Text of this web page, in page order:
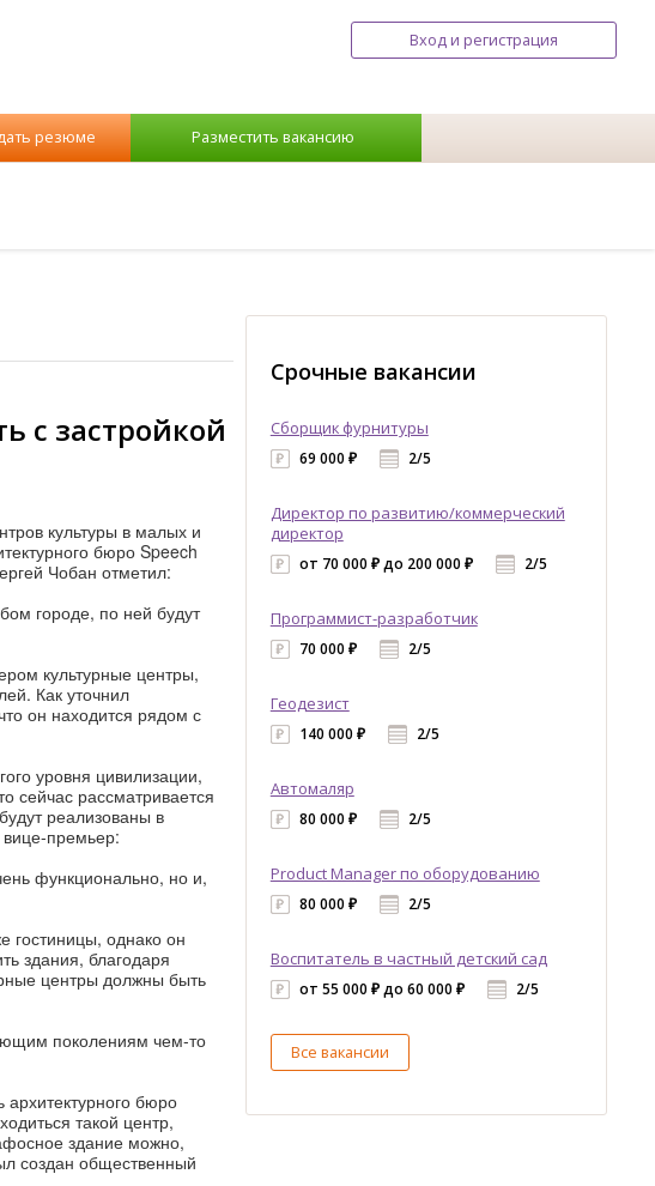
Вход и регистрация
резюме Разместить вакансию
с застройкой
культуры в малых и
бюро Speech
Чобан отметил:
городе, по ней будут
культурные центры,
Как уточнил
он находится рядом с
уровня цивилизации,
сейчас рассматривается
реализованы в
премьер:
функционально, но и,
гостиницы, однако он
здания, благодаря
центры должны быть
поколениям чем-то
бюро
такой центр,
здание можно,
создан общественный
Срочные вакансии
Сборщик фурнитуры
69 000 ₽ 2/5
Директор по развитию/коммерческий
директор
от 70 000 ₽ до 200 000 ₽ 2/5
Программист-разработчик
70 000 ₽ 2/5
Геодезист
140 000 ₽ 2/5
Автомаляр
80 000 ₽ 2/5
Product Manager по оборудованию
80 000 ₽ 2/5
Воспитатель в частный детский сад
от 55 000 ₽ до 60 000 ₽ 2/5
Все вакансии